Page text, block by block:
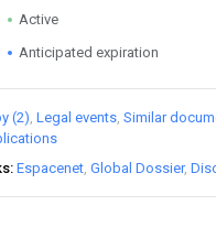
Active
Anticipated expiration
(2) Legal events Similar
Espacenet Global Dossier